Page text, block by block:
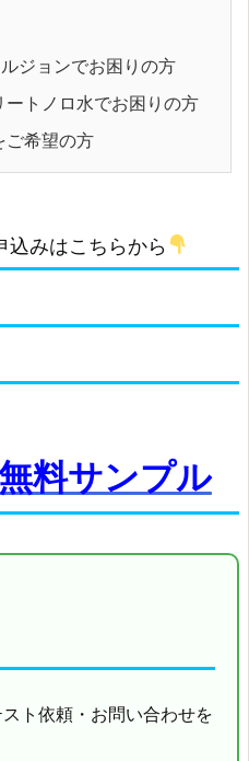
ジョンでお困りの方
トノロ水でお困りの方
ご希望の方
込みはこちらから
料サンプル
ト依頼・お問い合わせを